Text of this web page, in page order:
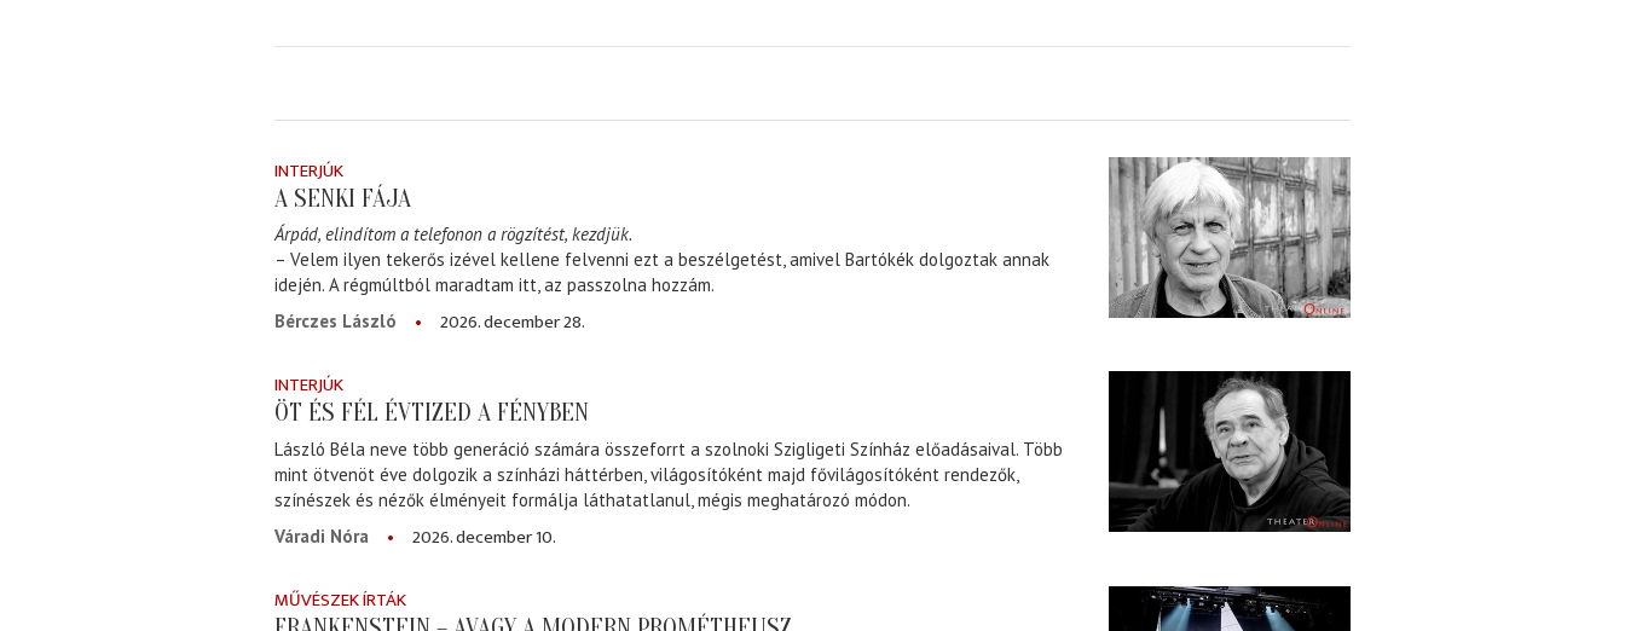
INTERJÚK
A SENKI FÁJA
Árpád, elindítom a telefonon a rögzítést, kezdjük.
– Velem ilyen tekerős izével kellene felvenni ezt a beszélgetést, amivel Bartókék dolgoztak annak
idején. A régmúltból maradtam itt, az passzolna hozzám.
Bérczes László
2026. december 28.
INTERJÚK
ÖT ÉS FÉL ÉVTIZED A FÉNYBEN
László Béla neve több generáció számára összeforrt a szolnoki Szigligeti Színház előadásaival. Több
mint ötvenöt éve dolgozik a színházi háttérben, világosítóként majd fővilágosítóként rendezők,
színészek és nézők élményeit formálja láthatatlanul, mégis meghatározó módon.
Váradi Nóra
2026. december 10.
MŰVÉSZEK ÍRTÁK